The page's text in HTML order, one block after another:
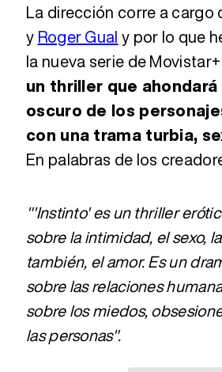
La dirección corre a cargo
y Roger Gual y por lo que
la nueva serie de Movistar+
un thriller que
oscuro de los
con una trama turbia,
En palabras de los
"'Instinto' es un thriller
sobre la intimidad, el sexo,
también, el amor. Es un
sobre las relaciones
sobre los miedos,
las personas".